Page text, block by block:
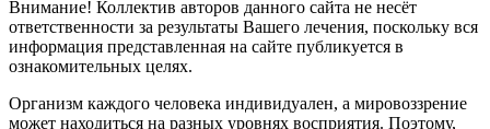
Внимание! Коллектив авторов данного сайта не несёт
ответственности за результаты Вашего лечения, поскольку вся
информация представленная на сайте публикуется в
ознакомительных целях.
Организм каждого человека индивидуален, а мировоззрение
может находиться на разных уровнях восприятия. Поэтому,